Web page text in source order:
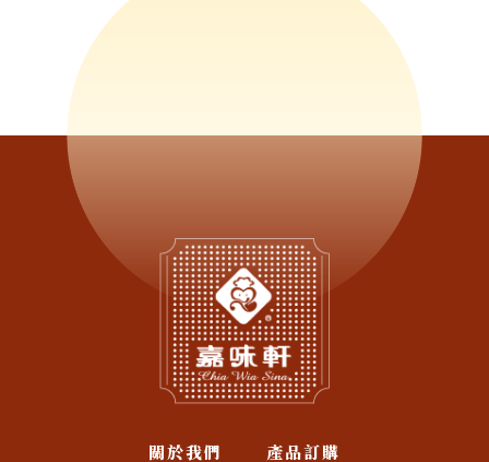
關於我們 產品訂購